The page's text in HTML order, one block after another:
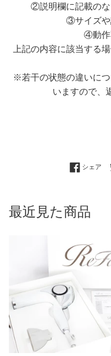
②説明欄に記載の
③サイズや
④動作
上記の内容に該当する
※若干の状態の違いに
いますので、
シェア
最近見た商品